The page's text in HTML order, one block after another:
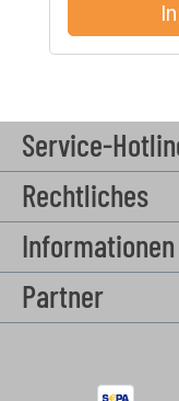
Service-
Rechtliches
Informationen
Partner